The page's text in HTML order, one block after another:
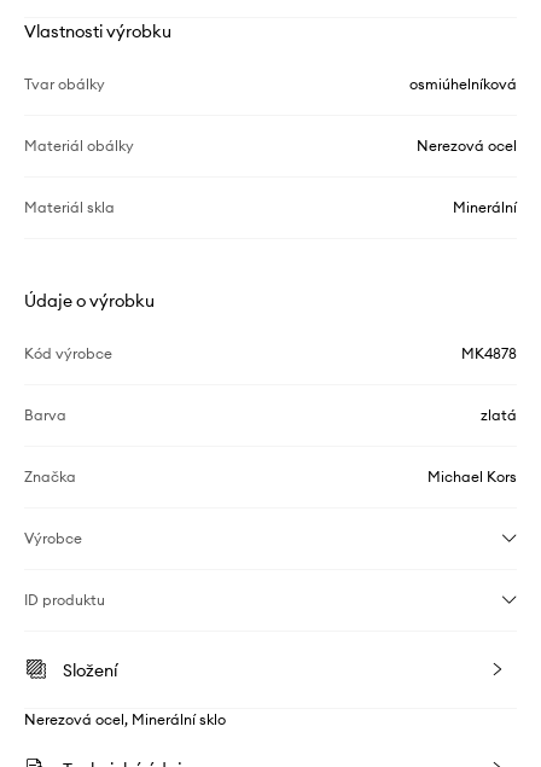
Vlastnosti výrobku
Tvar obálky osmiúhelníková
Materiál obálky Nerezová ocel
Materiál skla Minerální
Údaje o výrobku
Kód výrobce MK4878
Barva zlatá
Značka Michael Kors
Výrobce
ID produktu
Složení
Nerezová ocel, Minerální sklo